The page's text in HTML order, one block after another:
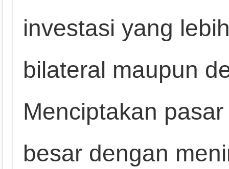
investasi yang
bilateral maupun
Menciptakan
besar dengan